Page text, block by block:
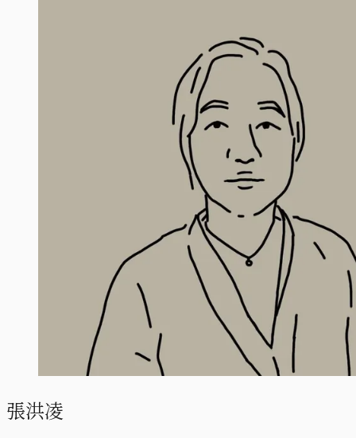
張洪凌